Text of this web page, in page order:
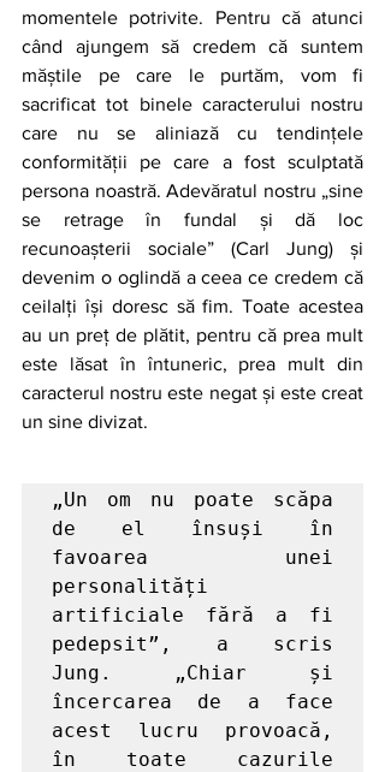
momentele potrivite. Pentru că atunci
când ajungem să credem că suntem
măștile pe care le purtăm, vom fi
sacrificat tot binele caracterului nostru
care nu se aliniază cu tendințele
conformității pe care a fost sculptată
persona noastră. Adevăratul nostru „sine
se retrage în fundal și dă loc
recunoașterii sociale” (Carl Jung) și
devenim o oglindă a ceea ce credem că
ceilalți își doresc să fim. Toate acestea
au un preț de plătit, pentru că prea mult
este lăsat în întuneric, prea mult din
caracterul nostru este negat și este creat
un sine divizat.
„Un om nu poate scăpa
de el însuși în
favoarea unei
personalități
artificiale fără a fi
pedepsit”, a scris
Jung. „Chiar și
încercarea de a face
acest lucru provoacă,
în toate cazurile